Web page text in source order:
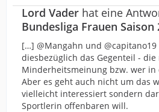
Lord Vader hat eine
Bundesliga Frauen Saison
[…] @Mangahn und
diesbezüglich das Gegenteil - die
Minderheitsmeinung bzw. wer
Aber es geht auch nicht um das
vielleicht interessiert sondern
Sportlerin offenbaren will.